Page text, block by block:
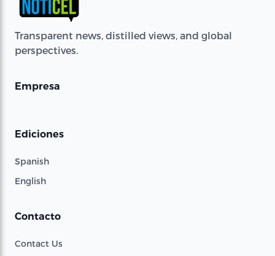
Transparent news, distilled views, and global
perspectives.
Empresa
Ediciones
Spanish
English
Contacto
Contact Us